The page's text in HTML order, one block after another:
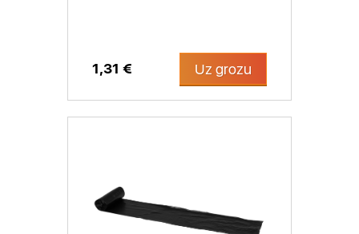
1,31 € Uz grozu